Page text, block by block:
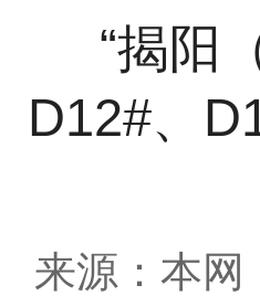
“揭阳
D12#、
来源：本网